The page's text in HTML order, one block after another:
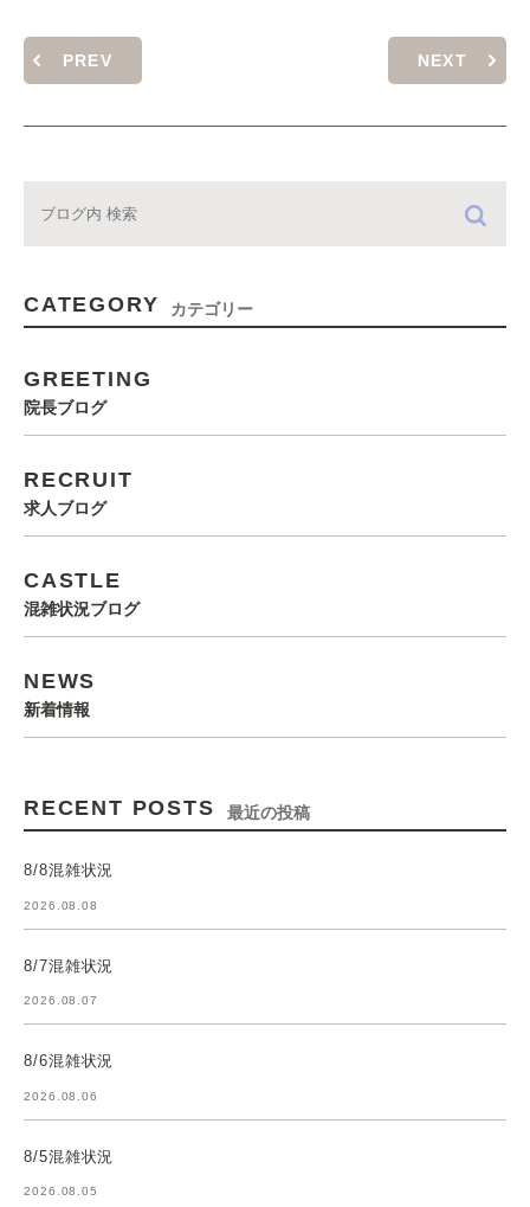
PREV NEXT
CATEGORY カテゴリー
GREETING
院長ブログ
RECRUIT
求人ブログ
CASTLE
混雑状況ブログ
NEWS
新着情報
RECENT POSTS 最近の投稿
8/8混雑状況
2026.08.08
8/7混雑状況
2026.08.07
8/6混雑状況
2026.08.06
8/5混雑状況
2026.08.05